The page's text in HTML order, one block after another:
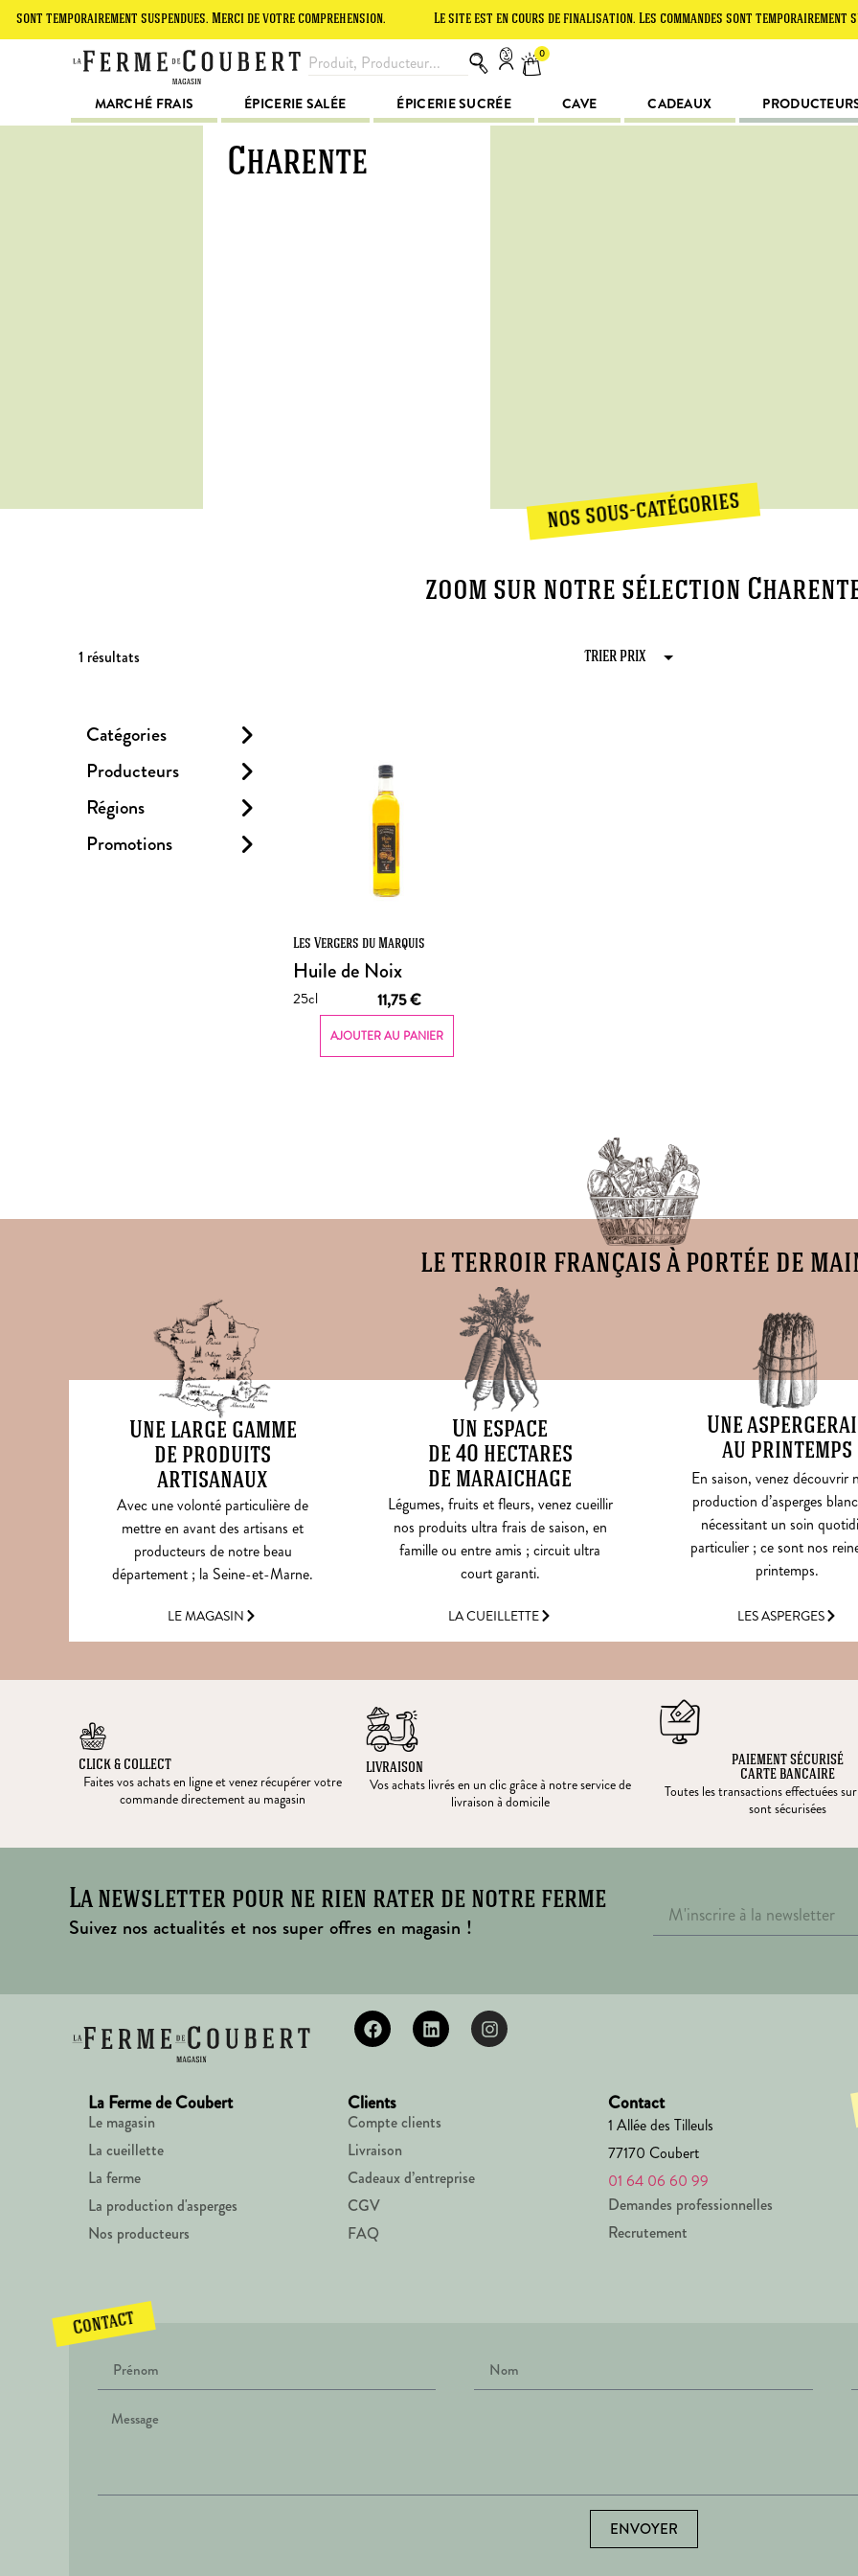
suspendues. Merci de votre compréhension. Le site est en cours de finalisation. Les commandes sont temporairement
0
MARCHÉ FRAIS ÉPICERIE SALÉE ÉPICERIE SUCRÉE CAVE CADEAUX
Charente
nos sous-catégories
zoom sur notre sélection
1 résultats
Catégories
Producteurs
Régions
Promotions
Les Vergers du Marquis
Huile de Noix
25cl 11,75€
AJOUTER AU PANIER
le terroir français à portée de
Une large gamme
de produits
artisanaux
Avec une volonté particulière de
mettre en avant des artisans et
producteurs de notre beau
département ; la Seine-et-Marne.
LE MAGASIN
Un espace
de 40 hectares
de maraichage
Légumes, fruits et fleurs, venez cueillir
nos produits ultra frais de saison, en
famille ou entre amis ; circuit ultra
court garanti.
LA CUEILLETTE
Une
au printemps
En saison, venez découvrir
production d’asperges
nécessitant un soin
particulier ; ce sont nos
printemps.
LES ASPERGES
CLICK & COLLECT
Faites vos achats en ligne et venez récupérer votre
commande directement au magasin
LIVRAISON
Vos achats livrés en un clic grâce à notre service de
livraison à domicile
PAIEMENT SÉCURISÉ
CARTE BANCAIRE
Toutes les transactions effectuées
sont sécurisées
La newsletter pour ne rien rater de notre ferme
Suivez nos actualités et nos super offres en magasin !
La Ferme de Coubert
Le magasin
La cueillette
La ferme
La production d'asperges
Nos producteurs
Clients
Compte clients
Livraison
Cadeaux d’entreprise
CGV
FAQ
Contact
1 Allée des Tilleuls
77170 Coubert
01 64 06 60 99
Demandes professionnelles
Recrutement
Contact
ENVOYER